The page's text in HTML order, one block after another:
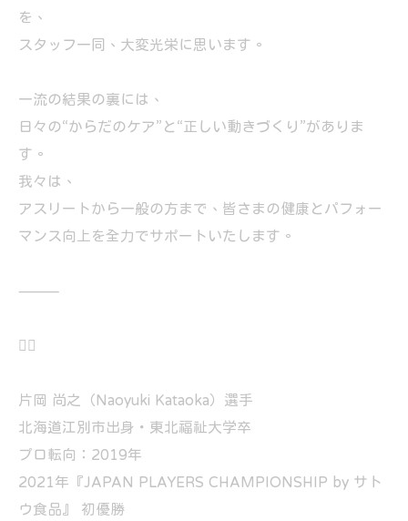
を、
スタッフ一同、大変光栄に思います。
一流の結果の裏には、
日々の“からだのケア”と“正しい動きづくり”がありま
す。
我々は、
アスリートから一般の方まで、皆さまの健康とパフォー
マンス向上を全力でサポートいたします。
⸻
🏌️‍♂️
片岡 尚之（Naoyuki Kataoka）選手
北海道江別市出身・東北福祉大学卒
プロ転向：2019年
2021年『JAPAN PLAYERS CHAMPIONSHIP by サト
ウ食品』 初優勝